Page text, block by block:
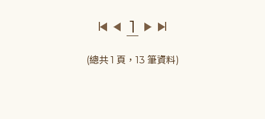
1
(總共 1 頁，13 筆資料)